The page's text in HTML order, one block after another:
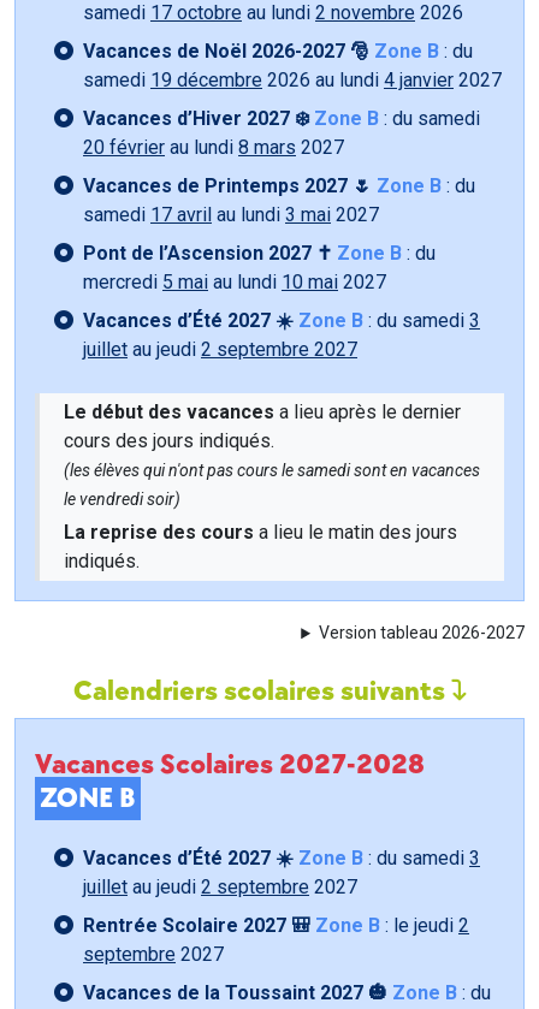
samedi 17 octobre au lundi 2 novembre 2026
Vacances de Noël 2026-2027 🎅 Zone B : du
samedi 19 décembre 2026 au lundi 4 janvier 2027
Vacances d’Hiver 2027 ❄️ Zone B : du samedi
20 février au lundi 8 mars 2027
Vacances de Printemps 2027 🌷 Zone B : du
samedi 17 avril au lundi 3 mai 2027
Pont de l’Ascension 2027 ✝️ Zone B : du
mercredi 5 mai au lundi 10 mai 2027
Vacances d’Été 2027 ☀️ Zone B : du samedi 3
juillet au jeudi 2 septembre 2027
Le début des vacances a lieu après le dernier
cours des jours indiqués.
(les élèves qui n'ont pas cours le samedi sont en vacances
le vendredi soir)
La reprise des cours a lieu le matin des jours
indiqués.
Version tableau 2026-2027
Calendriers scolaires suivants
Vacances Scolaires 2027-2028
ZONE B
Vacances d’Été 2027 ☀️ Zone B : du samedi 3
juillet au jeudi 2 septembre 2027
Rentrée Scolaire 2027 🎒 Zone B : le jeudi 2
septembre 2027
Vacances de la Toussaint 2027 🎃 Zone B : du